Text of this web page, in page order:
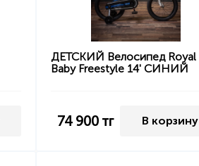
ДЕТСКИЙ Велосипед Royal
Baby Freestyle 14' СИНИЙ
74 900 тг В корзину